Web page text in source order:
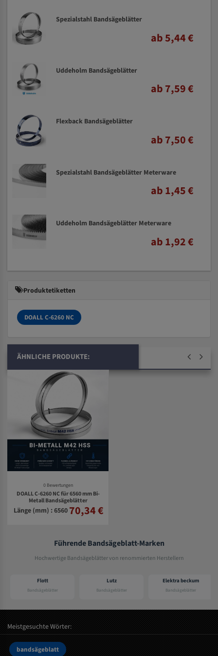
Spezialstahl Bandsägeblätter
ab 5,44 €
Uddeholm Bandsägeblätter
ab 7,59 €
Flexback Bandsägeblätter
ab 7,50 €
Spezialstahl Bandsägeblätter Meterware
ab 1,45 €
Uddeholm Bandsägeblätter Meterware
ab 1,92 €
Produktetiketten
DOALL C-6260 NC
ÄHNLICHE PRODUKTE:
0 Bewertungen
DOALL C-6260 NC für 6560 mm Bi-
Metall Bandsägeblätter
Länge (mm) : 6560 70,34 €
Führende Bandsägeblatt-Marken
Hochwertige Bandsägeblätter von renommierten Herstellern
Flott
Bandsägeblätter
Lutz
Bandsägeblätter
Elektra beckum
Bandsägeblätter
Meistgesuchte Wörter:
bandsägeblatt